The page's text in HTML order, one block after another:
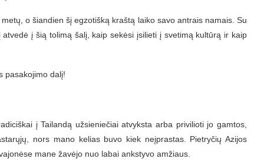
o šiandien šį egzotišką kraštą laiko savo antrais namais. Su
į šią tolimą šalį, kaip sekėsi įsilieti į svetimą kultūrą ir kaip
pasakojimo dalį!
į Tailandą užsieniečiai atvyksta arba privilioti jo gamtos,
nors mano kelias buvo kiek neįprastas. Pietryčių Azijos
mane žavėjo nuo labai ankstyvo amžiaus.